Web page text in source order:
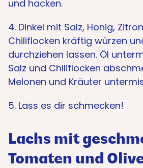
und hacken.
4. Dinkel mit Salz, Honig,
Chiliflocken kräftig würzen
durchziehen lassen. Öl
Salz und Chiliflocken
Melonen und Kräuter
5. Lass es dir schmecken!
Lachs mit
Tomaten und